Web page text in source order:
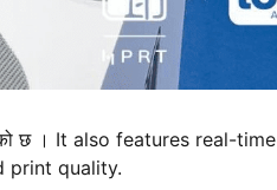
छ । It also features real-time
print quality.